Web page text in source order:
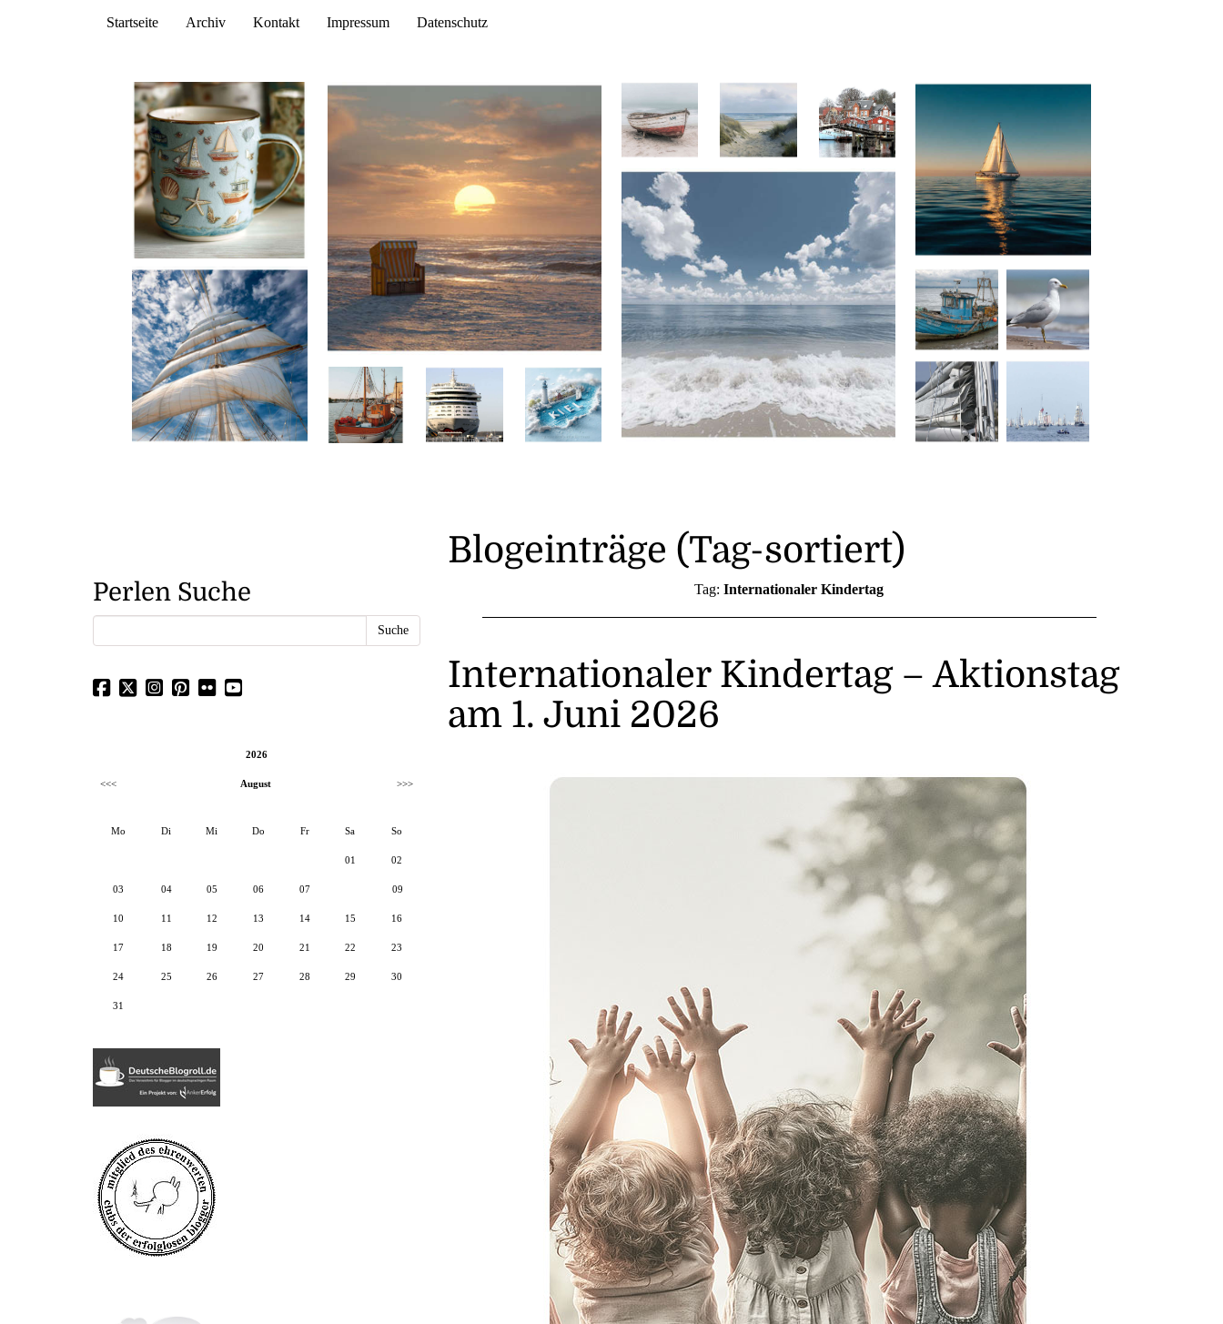
Startseite Archiv Kontakt Impressum Datenschutz
Blogeinträge (Tag-sortiert)
Tag: Internationaler Kindertag
Internationaler Kindertag – Aktionstag
am 1. Juni 2026
Perlen Suche
2026
<<< August >>>
Mo Di Mi Do Fr Sa So
01 02
03 04 05 06 07 09
10 11 12 13 14 15 16
17 18 19 20 21 22 23
24 25 26 27 28 29 30
31